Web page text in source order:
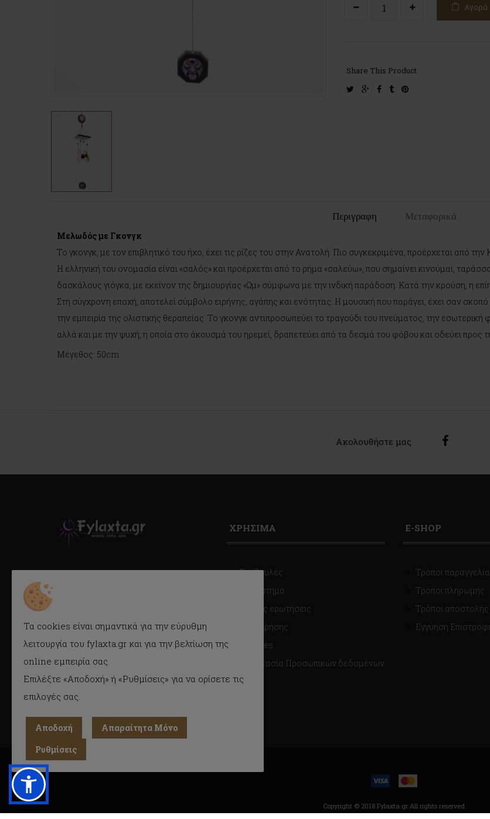
Αγορά
Share This Product
twittergoogle-facebook
tumblrpinterest
Περιγραφη
Μεταφορικά
Μελωδός με Γκονγκ
Το γκονγκ, με τον επιβλητικό του ήχο, έχει τις ρίζες του στην Ανατολή. Πιο συγκεκριμένα, προέρχεται από
Η ελληνική του ονομασία είναι «σαλός» και προέρχεται από το ρήμα «σαλεύω», που σημαίνει κινούμαι,
δασκάλους γιόγκα, με εκείνον της δημιουργίας «Ωμ» σύμφωνα με την ινδική παράδοση. Κατά την κρούση, η
Στη σύγχρονη εποχή, αποτελεί σύμβολο ειρήνης, αγάπης και ενότητας. Η μουσική που παράγει, έχει σαν
την εμπειρία της ολιστικής θεραπείας. Το γκονγκ αντιπροσωπεύει το τραγούδι του πνεύματος, την
αλλά και με την ψυχή, η οποία στο άκουσμά του ηρεμεί, δραπετεύει από τα δεσμά του φόβου και οδεύει προς
Μέγεθος: 50cm
Ακολουθήστε μας
E-mail: info@fylaxta.gr
Τηλ./Fax: 2104941483
Κρέμου 116, Καλλιθέα, Αθήνα
ΓΕΜΗ : 056925409000
ΧΡΗΣΙΜΑ
Συμβουλές
Κατάστημα
Συχνές ερωτήσεις
Όροι χρήσης
Cookies
Προστασία Προσωπικών δεδομένων
(GDPR)
E-SHOP
Τρόποι
Τρόποι πληρωμής
Τρόποι αποστολής
Εγγύηση
Copyright © 2018 Fylaxta.gr All rights reserved
Τα cookies είναι σημαντικά για την εύρυθμη
λειτουργία του fylaxta.gr και για την βελτίωση της
online εμπειρία σας.
Επιλέξτε «Αποδοχή» ή «Ρυθμίσεις» για να ορίσετε τις
επιλογές σας.
Αποδοχή
Απαραίτητα Μόνο
Ρυθμίσεις